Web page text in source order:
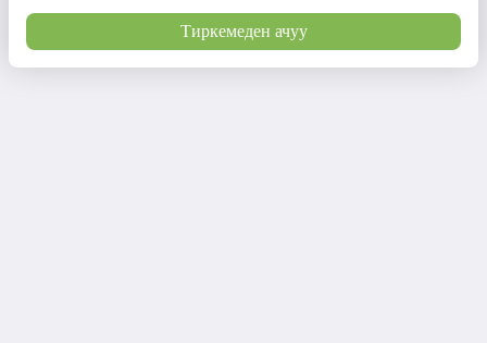
Тиркемеден ачуу